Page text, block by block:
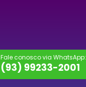
Fale conosco via WhatsApp:
(93) 99233-2001